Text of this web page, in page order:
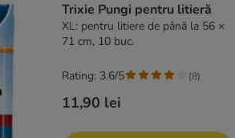
Trixie Pungi pentru litieră
XL: pentru litiere de până la 56 ×
71 cm, 10 buc.
11,90 lei
Rating: 3.6/5 (8)